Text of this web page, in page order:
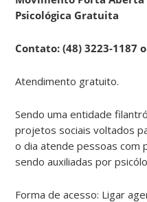
Psicológica Gratuita
Contato: (48) 3223-1187
Atendimento gratuito.
Sendo uma entidade
projetos sociais voltados
o dia atende pessoas com
sendo auxiliadas por
Forma de acesso: Ligar